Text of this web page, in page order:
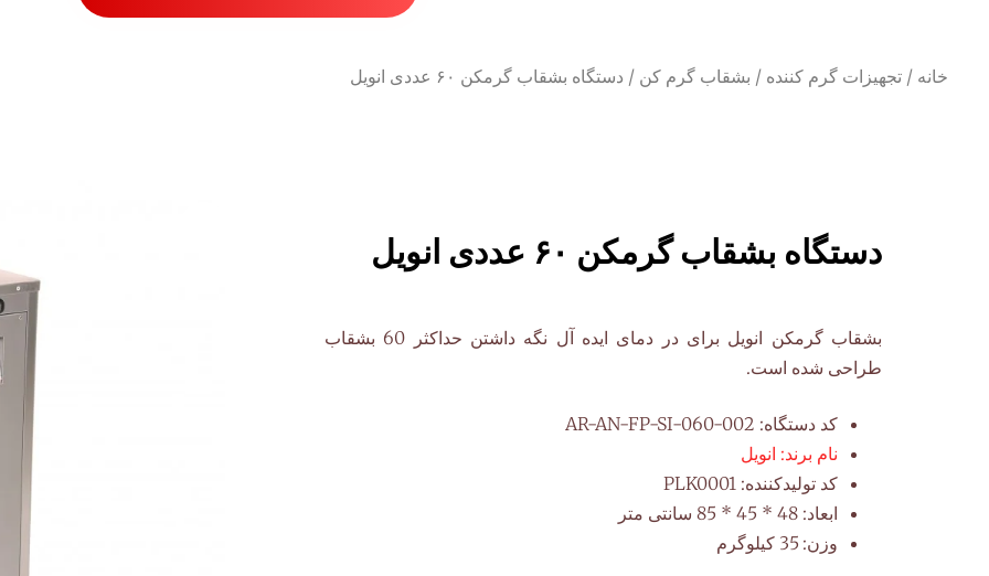
خانه / تجهیزات گرم کننده / بشقاب گرم کن / دستگاه بشقاب گرمکن ۶۰ عددی انویل
دستگاه بشقاب گرمکن ۶۰ عددی انویل
بشقاب گرمکن انویل برای در دمای ایده آل نگه داشتن حداکثر 60 بشقاب
طراحی شده است.
کد دستگاه: AR-AN-FP-SI-060-002
نام برند: انویل
کد تولیدکننده: PLK0001
ابعاد: 48 * 45 * 85 سانتی متر
وزن: 35 کیلوگرم